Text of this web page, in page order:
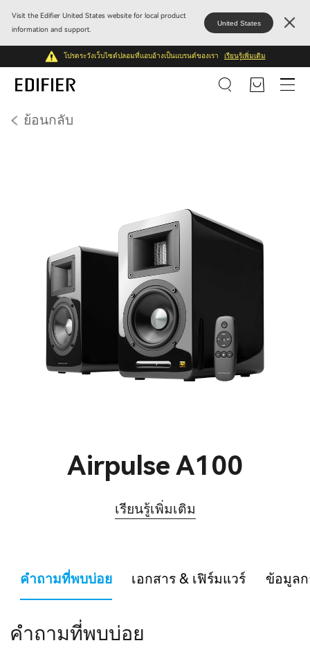
Visit the Edifier United States website for local product
information and support.
United States
โปรดระวังเว็บไซต์ปลอมที่แอบอ้างเป็นแบรนด์ของเรา เรียนรู้เพิ่มเติม
ย้อนกลับ
Airpulse A100
เรียนรู้เพิ่มเติม
คำถามที่พบบ่อย เอกสาร & เฟิร์มแวร์ ข้อมูลก
คำถามที่พบบ่อย